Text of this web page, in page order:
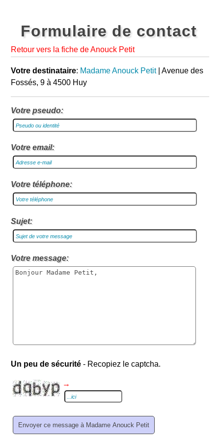
Formulaire de contact
Retour vers la fiche de Anouck Petit
Votre destinataire: Madame Anouck Petit| Avenue des
Fossés, 9 à 4500 Huy
Votre pseudo:
Votre email:
Votre téléphone:
Sujet:
Votre message:
Un peu de sécurité - Recopiez le captcha.
→